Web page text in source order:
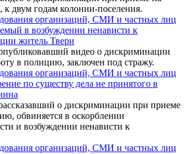
двум годам колонии-поселения.
организаций, СМИ и частных лиц
в возбуждении ненависти к
житель Твери
видео о дискриминации
в полицию, заключен под стражу.
организаций, СМИ и частных лиц
по существу дела не принятого в
о дискриминации при приеме
обвиняется в оскорблении
и возбуждении ненависти к
организаций, СМИ и частных лиц